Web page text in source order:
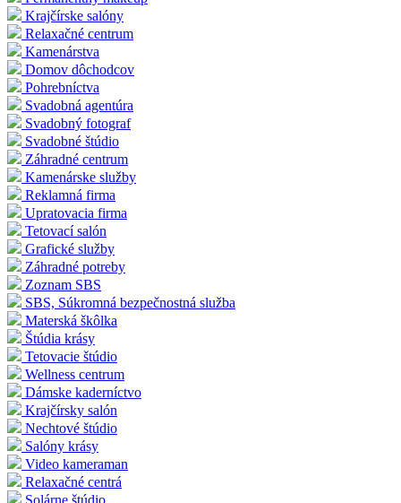
Krajčírske salóny
Relaxačné centrum
Kamenárstva
Domov dôchodcov
Pohrebníctva
Svadobná agentúra
Svadobný fotograf
Svadobné štúdio
Záhradné centrum
Kamenárske služby
Reklamná firma
Upratovacia firma
Tetovací salón
Grafické služby
Záhradné potreby
Zoznam SBS
SBS, Súkromná bezpečnostná služba
Materská škôlka
Štúdia krásy
Tetovacie štúdio
Wellness centrum
Dámske kaderníctvo
Krajčírsky salón
Nechtové štúdio
Salóny krásy
Video kameraman
Relaxačné centrá